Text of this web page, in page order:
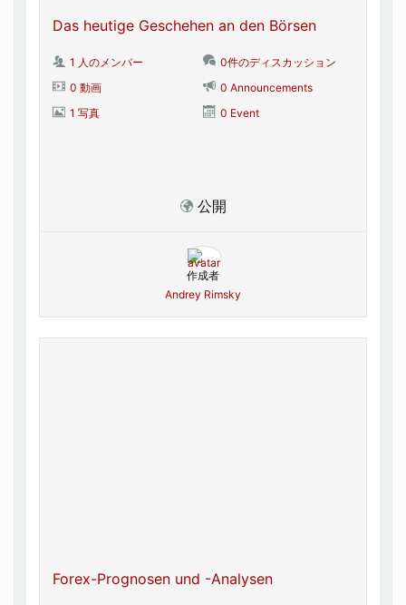
Das heutige Geschehen an den Börsen
1 人のメンバー
0件のディスカッション
0 動画
0 Announcements
1 写真
0 Event
公開
作成者
Andrey Rimsky
Forex-Prognosen und -Analysen